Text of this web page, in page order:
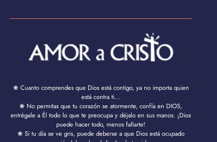
❀ Cuanto comprendes que Dios está contigo, ya no importa quien
está contra ti...
❀ No permitas que tu corazón se atormente, confía en DIOS,
entrégale a Él todo lo que te preocupa y déjalo en sus manos. ¡Dios
puede hacer todo, menos fallarte!
❀ Si tu día se ve gris, puede deberse a que Dios está ocupado